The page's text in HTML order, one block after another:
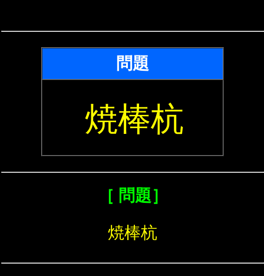
問題
焼棒杭
［ 問題］
焼棒杭